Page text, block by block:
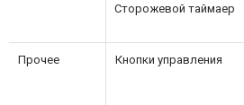
Сторожевой таймаер
Прочее Кнопки управления